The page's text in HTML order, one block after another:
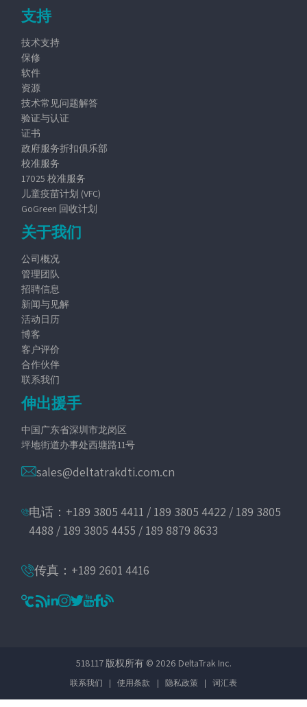
支持
技术支持
保修
软件
资源
技术常见问题解答
验证与认证
证书
政府服务折扣俱乐部
校准服务
17025 校准服务
儿童疫苗计划 (VFC)
GoGreen 回收计划
关于我们
公司概况
管理团队
招聘信息
新闻与见解
活动日历
博客
客户评价
合作伙伴
联系我们
伸出援手
中国广东省深圳市龙岗区
坪地街道办事处西塘路11号
sales@deltatrakdti.com.cn
电话：+189 3805 4411 / 189 3805 4422 / 189 3805
4488 / 189 3805 4455 / 189 8879 8633
传真：+189 2601 4416
518117 版权所有 © 2026 DeltaTrak Inc.
联系我们 | 使用条款 | 隐私政策 | 词汇表